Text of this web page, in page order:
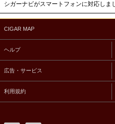
シガーナビがスマートフォンに対応しま
CIGAR MAP
ヘルプ
広告・サービス
利用規約